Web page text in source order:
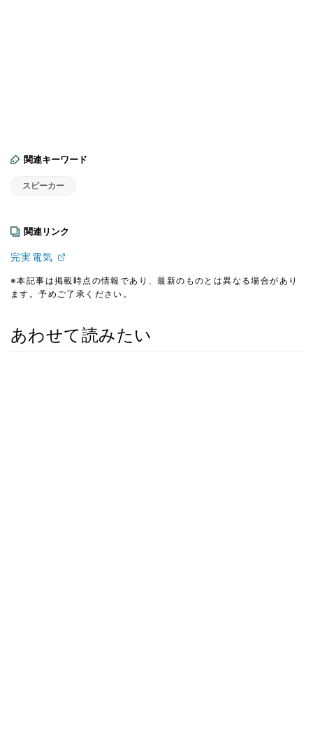
関連キーワード
スピーカー
関連リンク
完実電気
※本記事は掲載時点の情報であり、最新のものとは異なる場合があり
ます。予めご了承ください。
あわせて読みたい